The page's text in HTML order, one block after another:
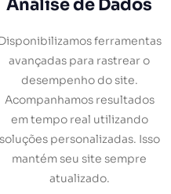
Análise de Dados
ferramentas
avançadas para rastrear o
desempenho do site.
Acompanhamos resultados
em tempo real utilizando
soluções personalizadas. Isso
mantém seu site sempre
atualizado.